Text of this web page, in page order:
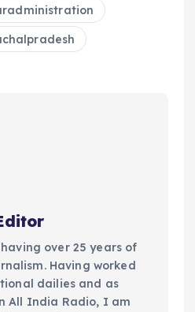
over 25 years of
Having worked
dailies and as
All India Radio, I am